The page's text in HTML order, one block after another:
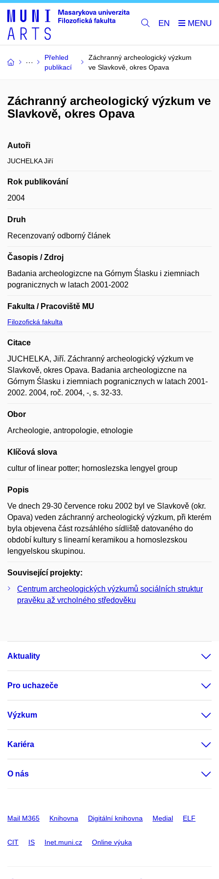
EN
Přehled
publikací
Záchranný archeologický výzkum
ve Slavkově, okres Opava
Záchranný archeologický výzkum ve
Slavkově, okres Opava
Autoři
JUCHELKA Jiří
Rok publikování
2004
Druh
Recenzovaný odborný článek
Časopis / Zdroj
Badania archeologizcne na Górnym Ślasku i ziemniach
pogranicznych w latach 2001-2002
Fakulta / Pracoviště MU
Filozofická fakulta
Citace
JUCHELKA, Jiří. Záchranný archeologický výzkum ve
Slavkově, okres Opava. Badania archeologizcne na
Górnym Ślasku i ziemniach pogranicznych w latach 2001-
2002. 2004, roč. 2004, -, s. 32-33.
Obor
Archeologie, antropologie, etnologie
Klíčová slova
cultur of linear potter; hornoslezska lengyel group
Popis
Ve dnech 29-30 července roku 2002 byl ve Slavkově (okr.
Opava) veden záchranný archeologický výzkum, při kterém
byla objevena část rozsáhlého sídliště datovaného do
období kultury s linearní keramikou a hornoslezskou
lengyelskou skupinou.
Související projekty:
Centrum archeologických výzkumů sociálních struktur
pravěku až vrcholného středověku
Aktuality
Pro uchazeče
Výzkum
Kariéra
O nás
Mail M365 Knihovna Digitální knihovna Medial ELF
CIT IS Inet.muni.cz Online výuka